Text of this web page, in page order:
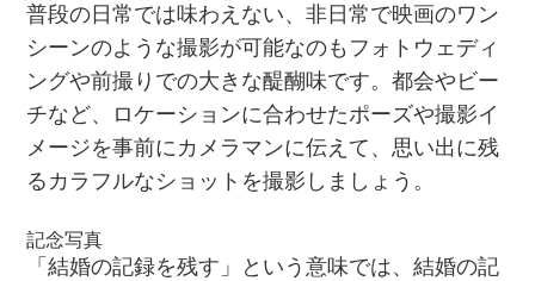
普段の日常では味わえない、非日常で映画のワン
シーンのような撮影が可能なのもフォトウェディ
ングや前撮りでの大きな醍醐味です。都会やビー
チなど、ロケーションに合わせたポーズや撮影イ
メージを事前にカメラマンに伝えて、思い出に残
るカラフルなショットを撮影しましょう。
記念写真
「結婚の記録を残す」という意味では、結婚の記